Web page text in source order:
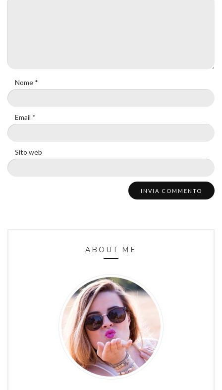
Nome *
Email *
Sito web
ABOUT ME